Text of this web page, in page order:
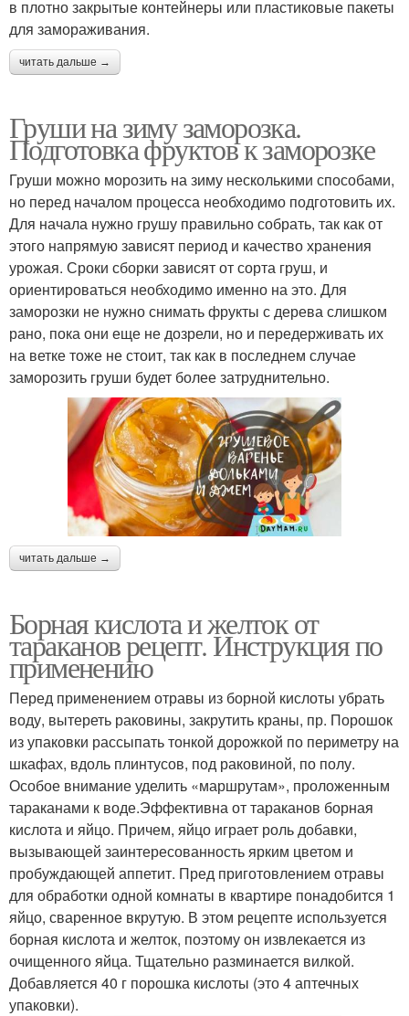
в плотно закрытые контейнеры или пластиковые пакеты
для замораживания.
читать дальше →
Груши на зиму заморозка.
Подготовка фруктов к заморозке
Груши можно морозить на зиму несколькими способами,
но перед началом процесса необходимо подготовить их.
Для начала нужно грушу правильно собрать, так как от
этого напрямую зависят период и качество хранения
урожая. Сроки сборки зависят от сорта груш, и
ориентироваться необходимо именно на это. Для
заморозки не нужно снимать фрукты с дерева слишком
рано, пока они еще не дозрели, но и передерживать их
на ветке тоже не стоит, так как в последнем случае
заморозить груши будет более затруднительно.
читать дальше →
Борная кислота и желток от
тараканов рецепт. Инструкция по
применению
Перед применением отравы из борной кислоты убрать
воду, вытереть раковины, закрутить краны, пр. Порошок
из упаковки рассыпать тонкой дорожкой по периметру на
шкафах, вдоль плинтусов, под раковиной, по полу.
Особое внимание уделить «маршрутам», проложенным
тараканами к воде.Эффективна от тараканов борная
кислота и яйцо. Причем, яйцо играет роль добавки,
вызывающей заинтересованность ярким цветом и
пробуждающей аппетит. Пред приготовлением отравы
для обработки одной комнаты в квартире понадобится 1
яйцо, сваренное вкрутую. В этом рецепте используется
борная кислота и желток, поэтому он извлекается из
очищенного яйца. Тщательно разминается вилкой.
Добавляется 40 г порошка кислоты (это 4 аптечных
упаковки).